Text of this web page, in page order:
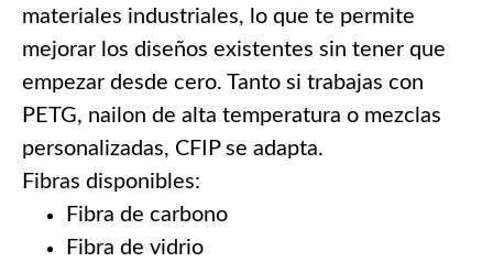
materiales industriales, lo que te permite
mejorar los diseños existentes sin tener que
empezar desde cero. Tanto si trabajas con
PETG, nailon de alta temperatura o mezclas
personalizadas, CFIP se adapta.
Fibras disponibles:
Fibra de carbono
Fibra de vidrio